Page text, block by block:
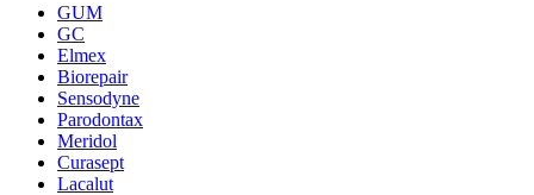
GUM
GC
Elmex
Biorepair
Sensodyne
Parodontax
Meridol
Curasept
Lacalut